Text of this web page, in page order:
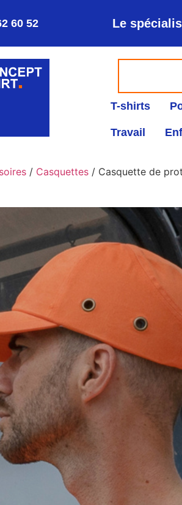
60 52 Le
T-shirts
Travail
/ Casquettes / Casquette de